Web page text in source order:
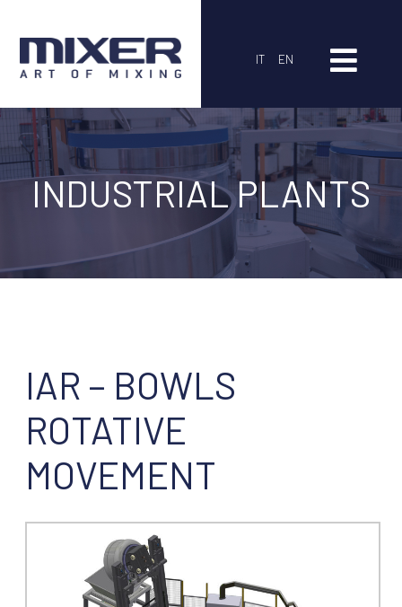
IT EN
INDUSTRIAL PLANTS
IAR – BOWLS
ROTATIVE
MOVEMENT